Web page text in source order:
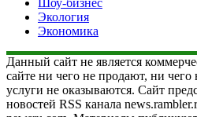
Шоу-бизнес
Экология
Экономика
Данный сайт не является
сайте ни чего не продают, ни
услуги не оказываются. Сайт
новостей RSS канала